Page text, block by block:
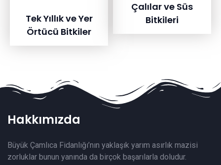
Tek Yıllık ve Yer
Örtücü Bitkiler
Çalılar ve Süs
Bitkileri
Hakkımızda
Büyük Çamlıca Fidanlığı’nın yaklaşık yarım asırlık mazisi
zorluklar bunun yanında da birçok başarılarla doludur.